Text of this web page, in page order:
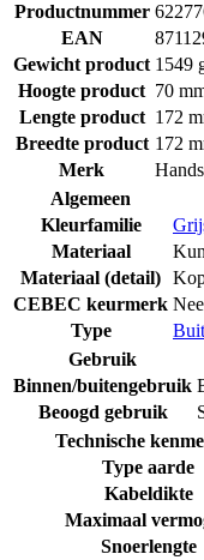
Productnummer
EAN
Gewicht product 1549
Hoogte product 70
Lengte product 172
Breedte product 172
Merk
Algemeen
Kleurfamilie
Materiaal
Materiaal (detail)
CEBEC keurmerk Nee
Type
Gebruik
Binnen/buitengebruik
Beoogd gebruik
Technische
Type aarde
Kabeldikte
Maximaal
Snoerlengte